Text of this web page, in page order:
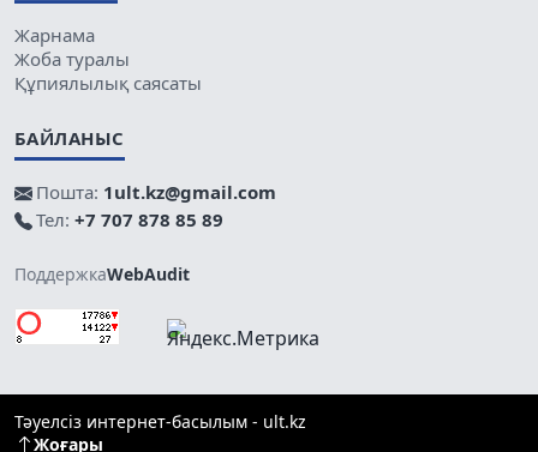
Жарнама
Жоба туралы
Құпиялылық саясаты
БАЙЛАНЫС
Пошта: 1ult.kz@gmail.com
Тел: +7 707 878 85 89
ПоддержкаWebAudit
Тәуелсіз интернет-басылым - ult.kz
Жоғары